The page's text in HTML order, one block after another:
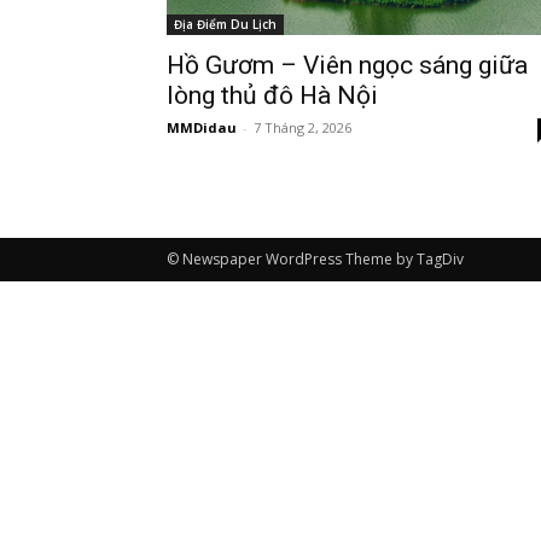
Địa Điểm Du Lịch
Hồ Gươm – Viên ngọc sáng giữa
lòng thủ đô Hà Nội
MMDidau - 7 Tháng 2, 2026
© Newspaper WordPress Theme by TagDiv